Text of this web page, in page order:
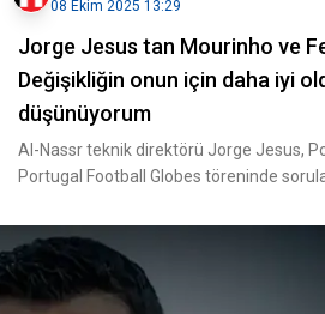
08 Ekim 2025 13:29
Jorge Jesus tan Mourinho ve
Değişikliğin onun için daha iyi
düşünüyorum
Al-Nassr teknik direktörü Jorge Jesus,
Portugal Football Globes töreninde